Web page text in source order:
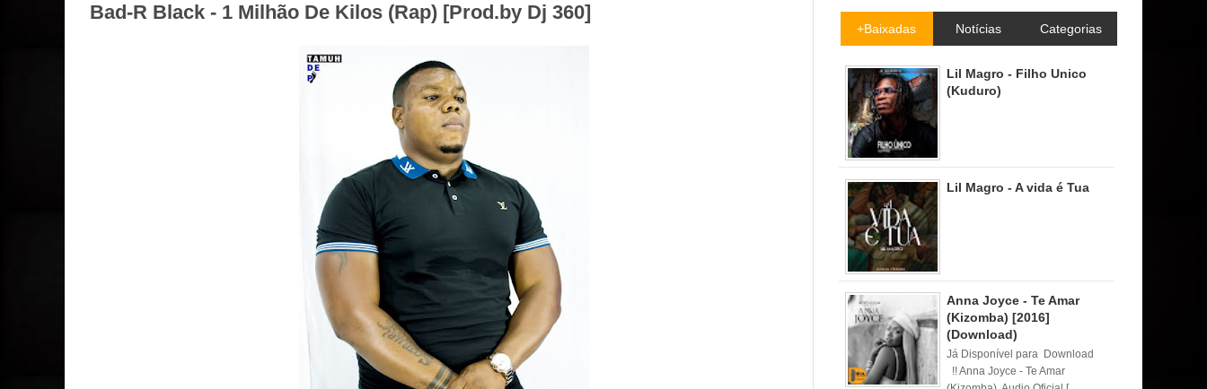
Bad-R Black - 1 Milhão De Kilos (Rap) [Prod.by Dj 360]
+Baixadas Notícias Categorias
Lil Magro - Filho Unico
(Kuduro)
Lil Magro - A vida é Tua
Anna Joyce - Te Amar
(Kizomba) [2016]
(Download)
Já Disponível para Download
!! Anna Joyce - Te Amar